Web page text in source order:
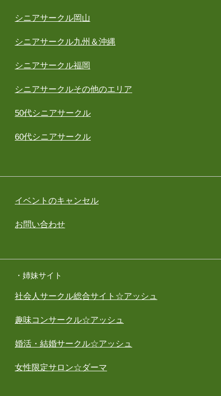
シニアサークル岡山
シニアサークル九州＆沖縄
シニアサークル福岡
シニアサークルその他のエリア
50代シニアサークル
60代シニアサークル
イベントのキャンセル
お問い合わせ
・姉妹サイト
社会人サークル総合サイト☆アッシュ
趣味コンサークル☆アッシュ
婚活・結婚サークル☆アッシュ
女性限定サロン☆ダーマ